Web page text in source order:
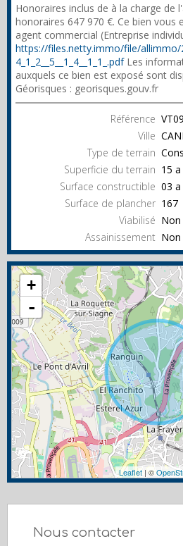
Honoraires inclus de à la charge de
honoraires 647 970 €. Ce bien vous
agent commercial (Entreprise
https://files.netty.immo/file/
4_1_2__5__1_4__1_1_.pdfLes
auxquels ce bien est exposé sont
Géorisques : georisques.gouv.fr
Référence
Ville
Type de terrain
Superficie du terrain 15
Surface constructible 03 a
Surface de plancher 167
Viabilisé Non
Assainissement Non
+
-
Leaflet | ©
Nous contacter